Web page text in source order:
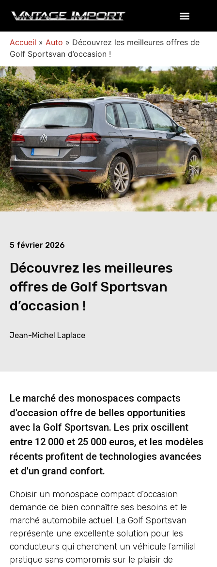
Accueil » Auto » Découvrez les meilleures offres de
Golf Sportsvan d’occasion !
5 février 2026
Découvrez les meilleures
offres de Golf Sportsvan
d’occasion !
Jean-Michel Laplace
Le marché des monospaces compacts
d'occasion offre de belles opportunities
avec la Golf Sportsvan. Les prix oscillent
entre 12 000 et 25 000 euros, et les modèles
récents profitent de technologies avancées
et d'un grand confort.
Choisir un monospace compact d’occasion
demande de bien connaître ses besoins et le
marché automobile actuel. La Golf Sportsvan
représente une excellente solution pour les
conducteurs qui cherchent un véhicule familial
pratique sans compromis sur le plaisir de